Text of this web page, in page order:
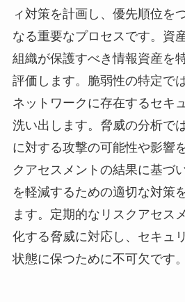
ィ対策を計画し、優先順位を
なる重要なプロセスです。資
組織が保護すべき情報資産を
評価します。脆弱性の特定で
ネットワークに存在するセキ
洗い出します。脅威の分析で
に対する攻撃の可能性や影響
クアセスメントの結果に基づ
を軽減するための適切な対策
ます。定期的なリスクアセス
化する脅威に対応し、セキュ
状態に保つために不可欠です。